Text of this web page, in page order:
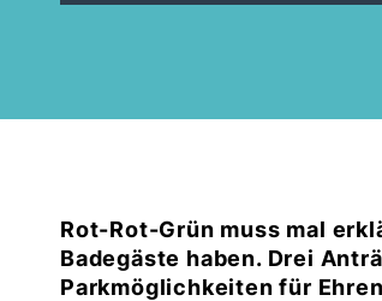
Rot-Rot-Grün muss mal
Badegäste haben. Drei
Parkmöglichkeiten für